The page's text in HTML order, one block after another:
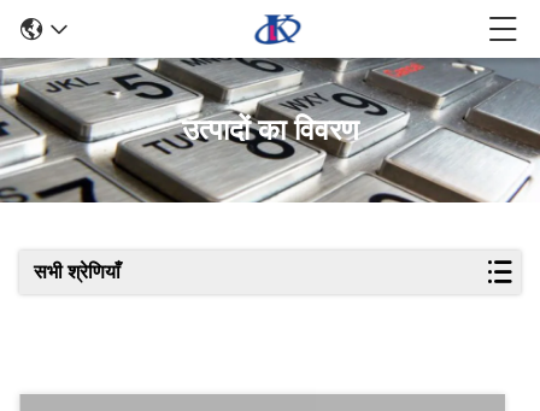
उत्पादों का विवरण
सभी श्रेणियाँ